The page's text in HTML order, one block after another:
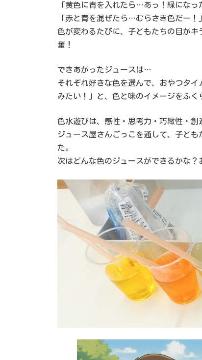
「黄色に青を入れたら…あっ！緑になっ
「赤と青を混ぜたら…むらさき色だー！」
色が変わるたびに、子どもたちの目が
奮！
できあがったジュースは…
それぞれ好きな色を選んで、おやつタ
みたい！」と、色と味のイメージをふく
色水遊びは、感性・思考力・巧緻性・
ジュース屋さんごっこを通して、子ど
た。
次はどんな色のジュースができるかな？